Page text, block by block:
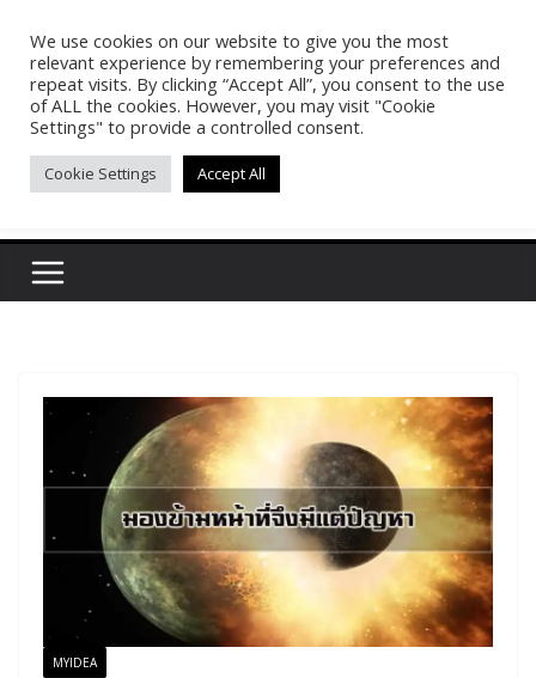
contentPasakon Puypong
(tonypuy)
เปิดพื้นที่การเรียนรู้และพร้อมแบ่งปันของผม
MYIDEA
We use cookies on our website to give you the most
relevant experience by remembering your preferences and
repeat visits. By clicking “Accept All”, you consent to the use
of ALL the cookies. However, you may visit "Cookie
Settings" to provide a controlled consent.
Cookie Settings Accept All